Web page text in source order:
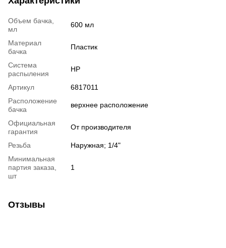
Объем бачка,
мл
600 мл
Материал
бачка
Пластик
Система
распыления
HP
Артикул
6817011
Расположение
бачка
верхнее расположение
Официальная
гарантия
От производителя
Резьба
Наружная; 1/4"
Минимальная
партия заказа,
шт
1
Отзывы